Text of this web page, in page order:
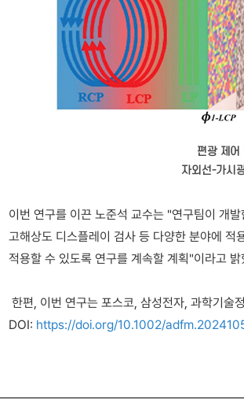
이번 연구를 이끈 노준석 교수는 "연구팀이 개
고해상도 디스플레이 검사 등 다양한 분야에
적용할 수 있도록 연구를 계속할 계획"이라고 밝
한편, 이번 연구는 포스코, 삼성전자, 과학기술
DOI: https://doi.org/10.1002/